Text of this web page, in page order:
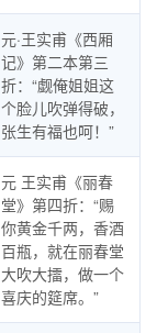
元·王实甫《西厢
记》第二本第三
折：“觑俺姐姐这
个脸儿吹弹得破，
张生有福也呵！”
元 王实甫《丽春
堂》第四折：“赐
你黄金千两，香酒
百瓶，就在丽春堂
大吹大擂，做一个
喜庆的筵席。”